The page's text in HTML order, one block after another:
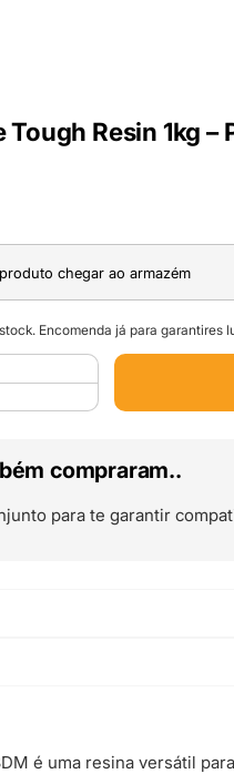
Tough Resin 1kg –
chegar ao armazém
Encomenda já para garantires
compraram..
para te garantir
é uma resina versátil